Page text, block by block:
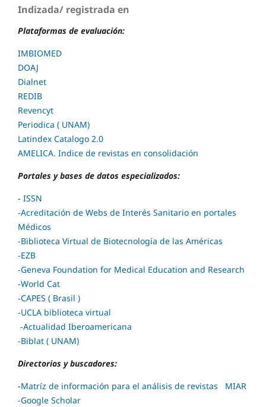
Indizada/ registrada en
Plataformas de evaluación:
IMBIOMED
DOAJ
Dialnet
REDIB
Revencyt
Periodica ( UNAM)
Latindex Catalogo 2.0
AMELICA. Indice de revistas en consolidación
Portales y bases de datos especializados:
- ISSN
-Acreditación de Webs de Interés Sanitario en portales
Médicos
-Biblioteca Virtual de Biotecnología de las Américas
-EZB
-Geneva Foundation for Medical Education and Research
-World Cat
-CAPES ( Brasil )
-UCLA biblioteca virtual
-Actualidad Iberoamericana
-Biblat ( UNAM)
Directorios y buscadores:
-Matríz de información para el análisis de revistas
MIAR
-Google Scholar